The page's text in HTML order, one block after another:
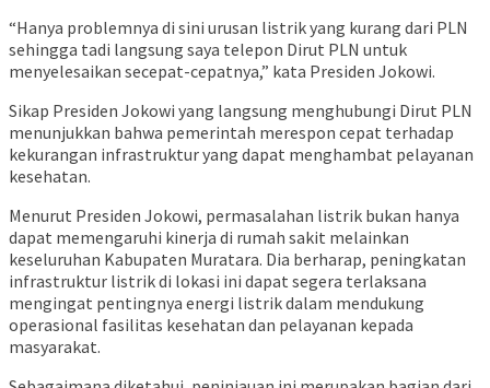
“Hanya problemnya di sini urusan listrik yang kurang dari PLN
sehingga tadi langsung saya telepon Dirut PLN untuk
menyelesaikan secepat-cepatnya,” kata Presiden Jokowi.
Sikap Presiden Jokowi yang langsung menghubungi Dirut PLN
menunjukkan bahwa pemerintah merespon cepat terhadap
kekurangan infrastruktur yang dapat menghambat pelayanan
kesehatan.
Menurut Presiden Jokowi, permasalahan listrik bukan hanya
dapat memengaruhi kinerja di rumah sakit melainkan
keseluruhan Kabupaten Muratara. Dia berharap, peningkatan
infrastruktur listrik di lokasi ini dapat segera terlaksana
mengingat pentingnya energi listrik dalam mendukung
operasional fasilitas kesehatan dan pelayanan kepada
masyarakat.